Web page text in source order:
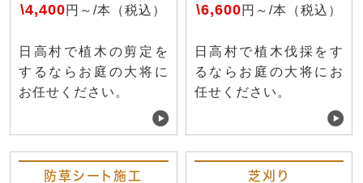
\4,400円～/本（税込）
日高村で植木の剪定を
するならお庭の大将に
お任せください。
\6,600円～/本（税込）
日高村で植木伐採をす
るならお庭の大将にお
任せください。
防草シート施工 芝刈り